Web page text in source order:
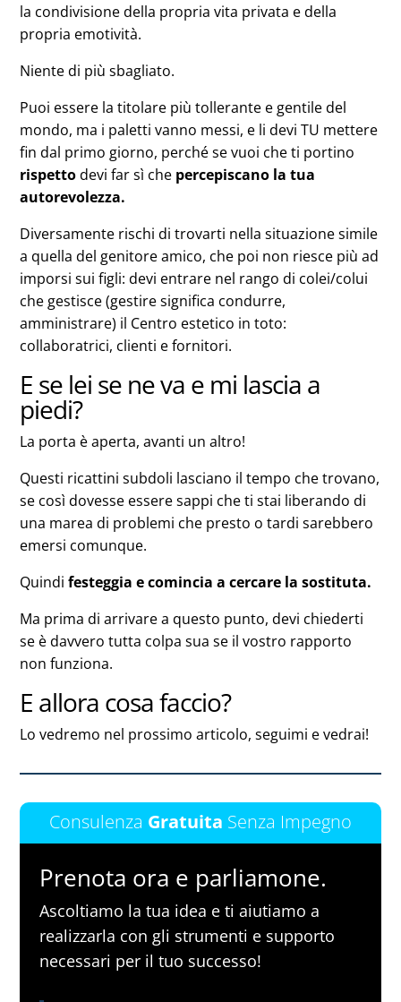
la condivisione della propria vita privata e della
propria emotività.
Niente di più sbagliato.
Puoi essere la titolare più tollerante e gentile del
mondo, ma i paletti vanno messi, e li devi TU mettere
fin dal primo giorno, perché se vuoi che ti portino
rispettodevi far sì che percepiscano la tua
autorevolezza.
Diversamente rischi di trovarti nella situazione simile
a quella del genitore amico, che poi non riesce più ad
imporsi sui figli: devi entrare nel rango di colei/colui
che gestisce (gestire significa condurre,
amministrare) il Centro estetico in toto:
collaboratrici, clienti e fornitori.
E se lei se ne va e mi lascia a
piedi?
La porta è aperta, avanti un altro!
Questi ricattini subdoli lasciano il tempo che trovano,
se così dovesse essere sappi che ti stai liberando di
una marea di problemi che presto o tardi sarebbero
emersi comunque.
Quindifesteggia e comincia a cercare la sostituta.
Ma prima di arrivare a questo punto, devi chiederti
se è davvero tutta colpa sua se il vostro rapporto
non funziona.
E allora cosa faccio?
Lo vedremo nel prossimo articolo, seguimi e vedrai!
Consulenza Gratuita Senza Impegno
Prenota ora e parliamone.
Ascoltiamo la tua idea e ti aiutiamo a
realizzarla con gli strumenti e supporto
necessari per il tuo successo!